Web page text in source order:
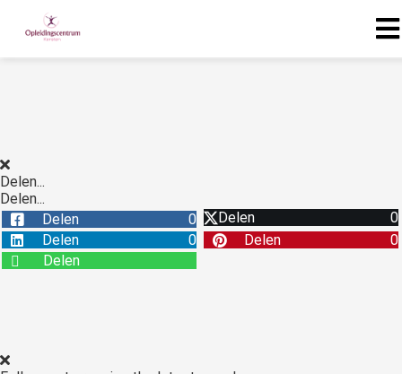
Delen...
Delen...
Delen
0 Delen
0
Delen
0 Delen
0
Delen